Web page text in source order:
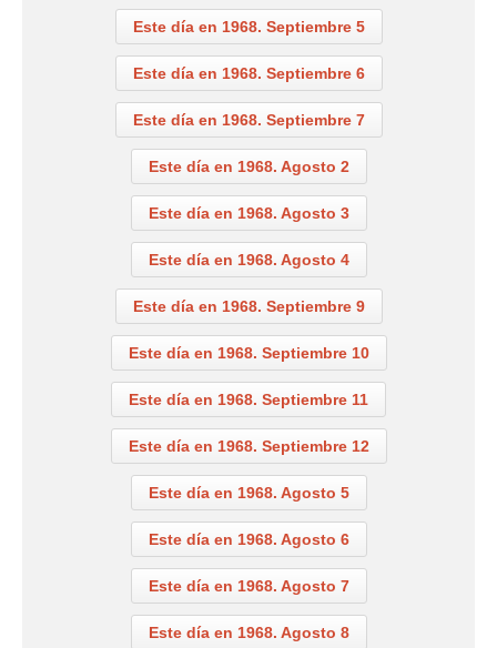
Este día en 1968. Septiembre 5
Este día en 1968. Septiembre 6
Este día en 1968. Septiembre 7
Este día en 1968. Agosto 2
Este día en 1968. Agosto 3
Este día en 1968. Agosto 4
Este día en 1968. Septiembre 9
Este día en 1968. Septiembre 10
Este día en 1968. Septiembre 11
Este día en 1968. Septiembre 12
Este día en 1968. Agosto 5
Este día en 1968. Agosto 6
Este día en 1968. Agosto 7
Este día en 1968. Agosto 8